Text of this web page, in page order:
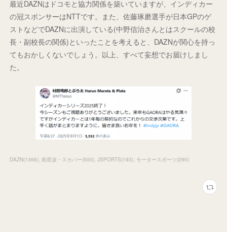
最近DAZNはドコモと協力関係を築いていますが、インディカー
の冠スポンサーはNTTです。また、佐藤琢磨選手が日本GPのゲ
ストなどでDAZNに出演している(中野信治さんとはスクールの校
長・副校長の関係)といったことを考えると、DAZNが関心を持っ
てもおかしくないでしょう。以上、すべて妄想でお届けしまし
た。
DAZN(1366) 衛星波・スカパー(500) JSPORTS(193) モータースポーツ(290)